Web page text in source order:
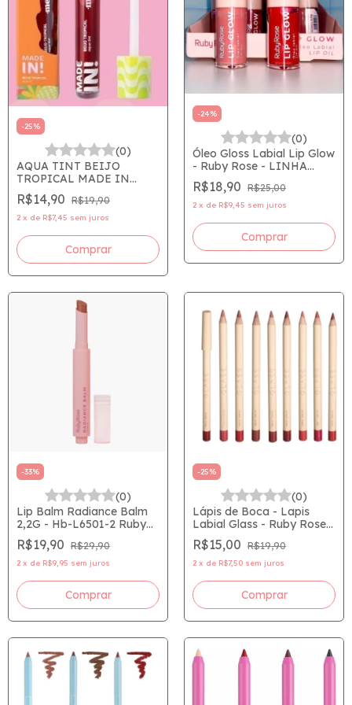
-25%
(0)
AQUA TINT BEIJO
TROPICAL MADE IN
DOCE - MELU - RUBY
ROSE MADEIN! ACQUA
TINT
R$14,90 R$19,90
2 x de R$7,45 sem juros
Comprar
-24%
(0)
Óleo Gloss Labial Lip Glow
- Ruby Rose - LINHA
ROSA LANÇAMENTO
R$18,90 R$25,00
2 x de R$9,45 sem juros
Comprar
-33%
(0)
Lip Balm Radiance Balm
2,2G - Hb-L6501-2 Ruby
Rose LINHA ROSA
R$19,90 R$29,90
2 x de R$9,95 sem juros
Comprar
-25%
(0)
Lápis de Boca - Lapis
Labial Glass - Ruby Rose
1,4g
R$15,00 R$19,90
2 x de R$7,50 sem juros
Comprar